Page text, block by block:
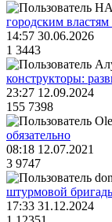
городским
14:57 30.06.2026
1 3443
конструкторы:
23:27 12.09.2024
155 7398
обязательно
08:18 12.07.2021
3 9747
штурмовой
17:33 31.12.2024